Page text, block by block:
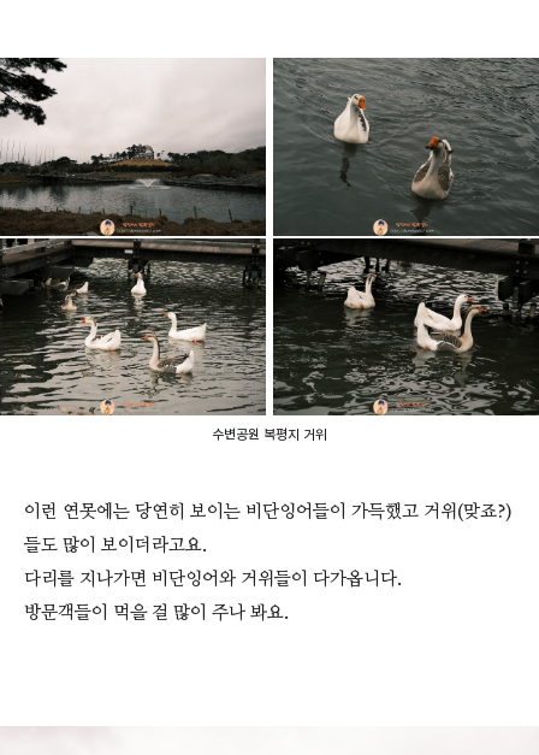
수변공원 복평지 거위
이런 연못에는 당연히 보이는 비단잉어들이 가득했고 거위(맞죠?)
들도 많이 보이더라고요.
다리를 지나가면 비단잉어와 거위들이 다가옵니다.
방문객들이 먹을 걸 많이 주나 봐요.